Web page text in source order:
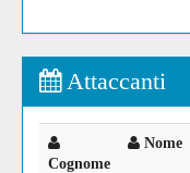
Attaccanti
Cognome
Nome